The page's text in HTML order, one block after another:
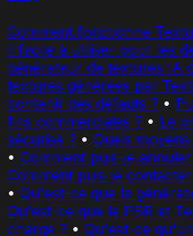
Comment fonctionne
il facile à utiliser pour les
générateur de textures IA
textures générées par
contenir des défauts ? •
fins commerciales ? • Le
sécurisé ? • Quels
• Comment puis-je
Comment puis-je
• Qu'est-ce que la
Qu'est-ce que le PBR et
charge ? • Qu'est-ce